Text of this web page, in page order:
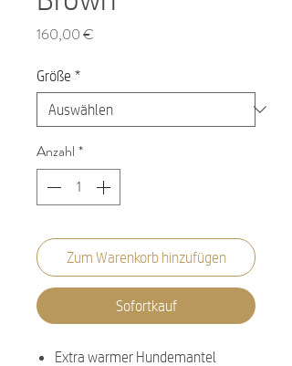
160,00 €
Größe *
Anzahl *
Zum Warenkorb hinzufügen
Sofortkauf
Extra warmer Hundemantel